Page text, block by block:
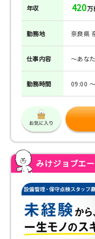
年収 420万
勤務地 奈良県
仕事内容 ～あな
勤務時間 09:00
みけジョブエ